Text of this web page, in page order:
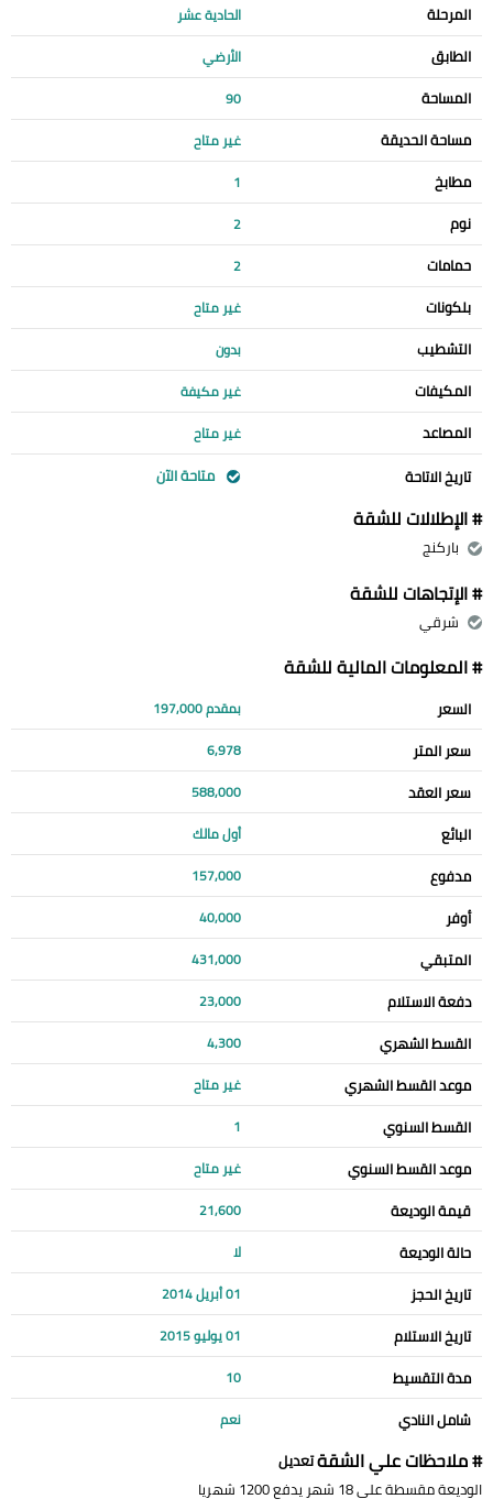
المرحلة الحادية عشر
الطابق الأرضي
المساحة 90
مساحة الحديقة غير متاح
مطابخ 1
نوم 2
حمامات 2
بلكونات غير متاح
التشطيب بدون
المكيفات غير مكيفة
المصاعد غير متاح
تاريخ الاتاحة متاحة الآن
# الإطلالات للشقة
باركنج
# الإتجاهات للشقة
شرقي
# المعلومات المالية للشقة
السعر بمقدم 197,000
سعر المتر 6,978
سعر العقد 588,000
البائع أول مالك
مدفوع 157,000
أوفر 40,000
المتبقي 431,000
دفعة الاستلام 23,000
القسط الشهري 4,300
موعد القسط الشهري غير متاح
القسط السنوي 1
موعد القسط السنوي غير متاح
قيمة الوديعة 21,600
حالة الوديعة لا
تاريخ الحجز 01 أبريل 2014
تاريخ الاستلام 01 يوليو 2015
مدة التقسيط 10
شامل النادي نعم
# ملاحظات علي الشقةتعديل
الوديعة مقسطة على 18 شهر يدفع 1200 شهريا